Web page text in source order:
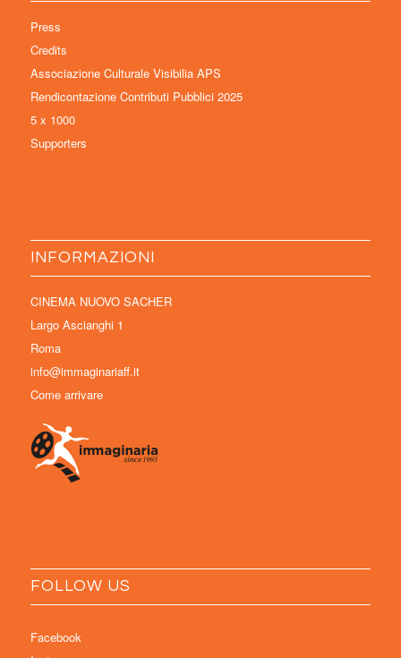
Press
Credits
Associazione Culturale Visibilia APS
Rendicontazione Contributi Pubblici 2025
5 x 1000
Supporters
INFORMAZIONI
CINEMA NUOVO SACHER
Largo Ascianghi 1
Roma
info@immaginariaff.it
Come arrivare
FOLLOW US
Facebook